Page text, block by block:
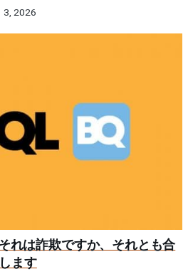
3, 2026
れは詐欺ですか、それとも合
ます